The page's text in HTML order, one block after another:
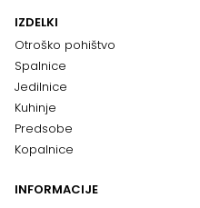
IZDELKI
Otroško pohištvo
Spalnice
Jedilnice
Kuhinje
Predsobe
Kopalnice
INFORMACIJE